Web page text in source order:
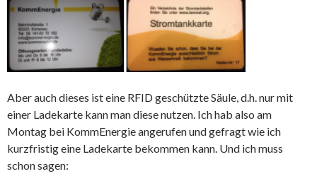
Aber auch dieses ist eine RFID geschützte Säule, d.h. nur mit
einer Ladekarte kann man diese nutzen. Ich hab also am
Montag bei KommEnergie angerufen und gefragt wie ich
kurzfristig eine Ladekarte bekommen kann. Und ich muss
schon sagen: